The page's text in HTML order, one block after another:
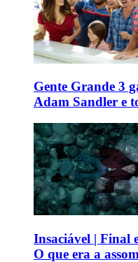
Gente Grande 3
Adam Sandler e
Insaciável | Final
O que era a